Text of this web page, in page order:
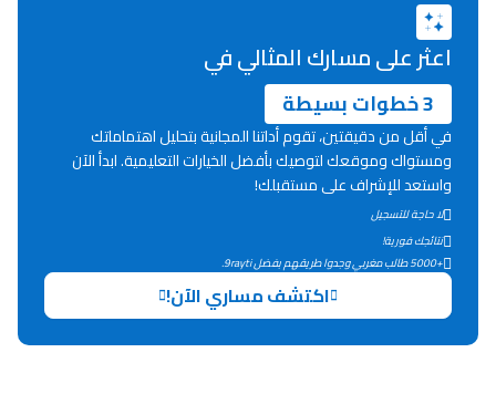
Lycée Maroc
Collège au Maroc
اعثر على مسارك المثالي في
3 خطوات بسيطة
في أقل من دقيقتين، تقوم أداتنا المجانية بتحليل اهتماماتك
ومستواك وموقعك لتوصيك بأفضل الخيارات التعليمية. ابدأ الآن
واستعد للإشراف على مستقبلك!
لا حاجة للتسجيل
نتائجك فورية!
+5000 طالب مغربي وجدوا طريقهم بفضل 9rayti.
اكتشف مساري الآن!